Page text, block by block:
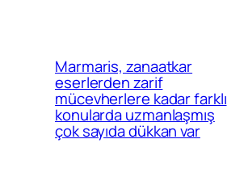
Marmaris, zanaatkar
eserlerden zarif
mücevherlere kadar farklı
konularda uzmanlaşmış
çok sayıda dükkan var